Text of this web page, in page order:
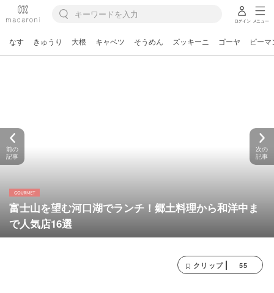
ログイン メニュー
なす きゅうり 大根 キャベツ そうめん ズッキーニ ゴーヤ ピーマ
富士山を望む河口湖でランチ！郷土料理から和洋中ま
で人気店16選
前の
記事
次の
記事
クリップ 55